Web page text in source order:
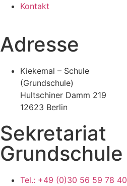
Kontakt
Adresse
Kiekemal – Schule
(Grundschule)
Hultschiner Damm 219
12623 Berlin
Sekretariat
Grundschule
Tel.: +49 (0)30 56 59 78 40